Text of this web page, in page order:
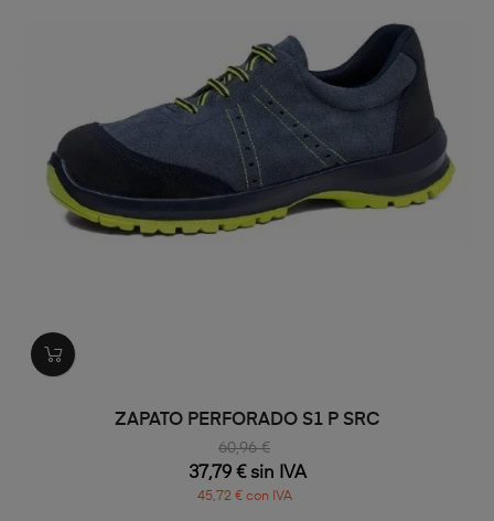
ZAPATO PERFORADO S1 P SRC
60,96 €
37,79 € sin IVA
45,72 € con IVA